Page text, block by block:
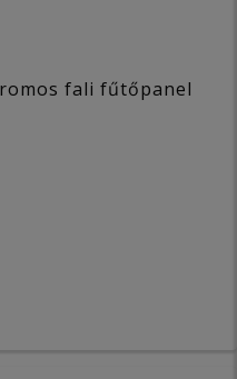
fali fűtőpanel